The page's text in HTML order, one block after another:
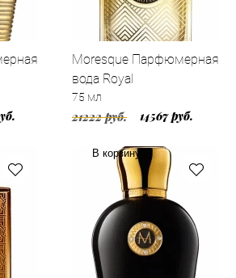
Moresque Парфюмерная
вода Royal
75 мл
21222 руб. 14567 руб.
В корзину